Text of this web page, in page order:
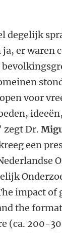
degelijk
er waren
voor
zegt Dr.
een
impact of
the
(ca. 200-30